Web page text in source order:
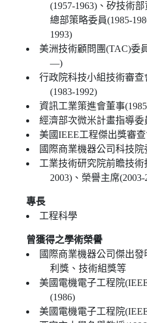
(1957-1963)、矽技術
總部策略委員(1985-
1993)
美洲技術顧問團(TAC)委
—)
行政院科技小組技術審
(1983-1992)
資訊工業策進會董事
經濟部次微米計畫指導委
美國IEEE工程傑出獎審查
國際商業機器公司科技院
工業技術研究院前瞻技術
2003)、榮譽主席(2003-
專長
工程科學
曾獲得之學術榮譽
國際商業機器公司傑出
利獎、技術組獎等
美國電機電子工程院
(1986)
美國電機電子工程院